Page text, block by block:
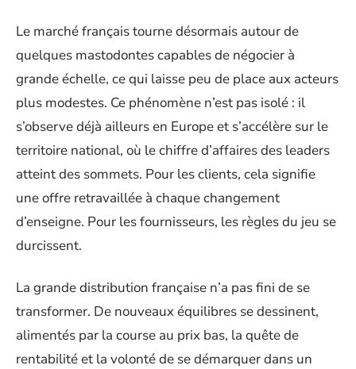
Le marché français tourne désormais autour de
quelques mastodontes capables de négocier à
grande échelle, ce qui laisse peu de place aux acteurs
plus modestes. Ce phénomène n’est pas isolé : il
s’observe déjà ailleurs en Europe et s’accélère sur le
territoire national, où le chiffre d’affaires des leaders
atteint des sommets. Pour les clients, cela signifie
une offre retravaillée à chaque changement
d’enseigne. Pour les fournisseurs, les règles du jeu se
durcissent.
La grande distribution française n’a pas fini de se
transformer. De nouveaux équilibres se dessinent,
alimentés par la course au prix bas, la quête de
rentabilité et la volonté de se démarquer dans un